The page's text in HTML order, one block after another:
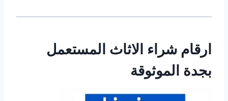
ارقام شراء الاثاث المستعمل
بجدة الموثوقة